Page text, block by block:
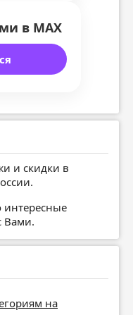
в MAX
и скидки в
Вами.
на